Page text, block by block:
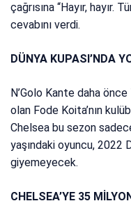
çağrısına “Hayır, hayır.
cevabını verdi.
DÜNYA KUPASI’NDA
N’Golo Kante daha önce
olan Fode Koita’nın
Chelsea bu sezon
yaşındaki oyuncu, 2022
giyemeyecek.
CHELSEA’YE 35